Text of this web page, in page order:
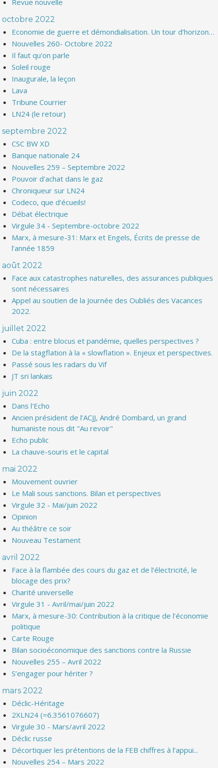
Revue nouvelle
octobre 2022
Economie de guerre et démondialisation. Un tour d’horizon…
Nouvelles 260- Octobre 2022
Il faut qu'on parle
Soleil rouge
Inaugurale, la leçon
Lava
Tribune Courrier
LN24 (le retour)
septembre 2022
CSC BW XD
Banque nationale 24
Nouvelles 259 – Septembre 2022
Pouvoir d'achat dans le gaz
Chroniqueur sur LN24
Codeco, que d'écueils!
Débat électrique
Virgule 34 - Septembre-octobre 2022
Marx, à mesure-31: Marx et Engels, Écrits de presse de
l’année 1859
août 2022
Face aux catastrophes naturelles, des assurances publiques
sont nécessaires
Appel au soutien de la Journée des Oubliés des Vacances
2022.
juillet 2022
Cuba : entre blocus et pandémie, quelles perspectives ?
De la stagflation à la « slowflation ». Enjeux et perspectives.
Passé sous les radars du Vif
JT sri lankais
juin 2022
Dans l'Echo
Ancien président de l’ACJJ, André Dombard, un grand
humaniste nous dit "Au revoir"
Echo public
La chauve-souris et le capital
mai 2022
Mouvement ouvrier
Le Mali sous sanctions. Bilan et perspectives
Virgule 32 - Mai/juin 2022
Opinion
Au théâtre ce soir
Nouveau Testament
avril 2022
Face à la flambée des cours du gaz et de l’électricité, le
blocage des prix?
Charité universelle
Virgule 31 - Avril/mai/juin 2022
Marx, à mesure-30: Contribution à la critique de l’économie
politique
Carte Rouge
Bilan socioéconomique des sanctions contre la Russie
Nouvelles 255 – Avril 2022
S’engager pour hériter ?
mars 2022
Déclic-Héritage
2XLN24 (=6.3561076607)
Virgule 30 - Mars/avril 2022
Déclic russe
Décortiquer les prétentions de la FEB chiffres à l’appui...
Nouvelles 254 – Mars 2022